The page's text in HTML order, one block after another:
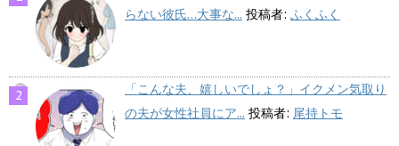
らない彼氏…大事な... 投稿者: ふくふく
「こんな夫、嬉しいでしょ？」イクメン気取り
の夫が女性社員にア... 投稿者: 尾持トモ